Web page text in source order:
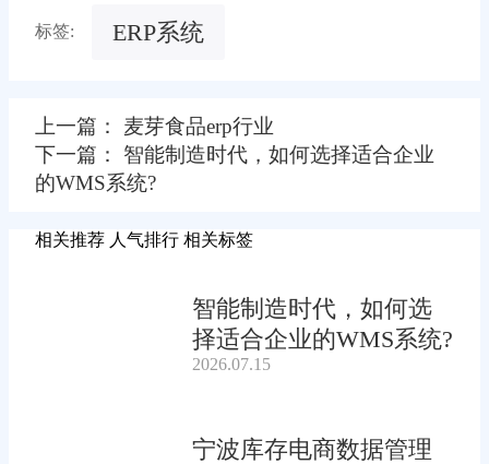
标签: ERP系统
上一篇： 麦芽食品erp行业
下一篇： 智能制造时代，如何选择适合企业
的WMS系统?
相关推荐 人气排行 相关标签
智能制造时代，如何选
择适合企业的WMS系统?
2026.07.15
宁波库存电商数据管理